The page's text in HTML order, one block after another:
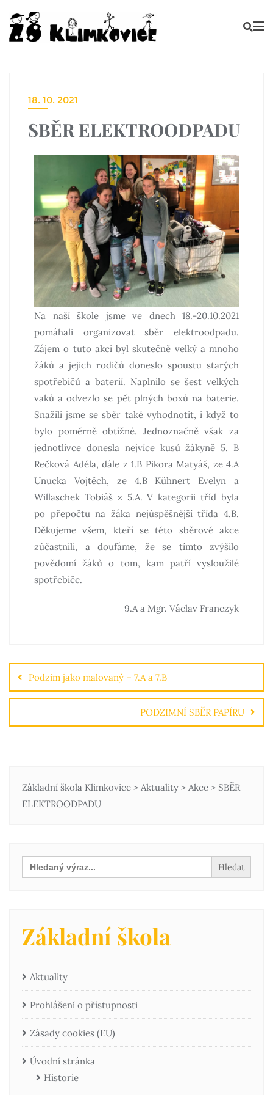
18. 10. 2021
SBĚR ELEKTROODPADU
Na naší škole jsme ve dnech 18.-20.10.2021
pomáhali organizovat sběr elektroodpadu.
Zájem o tuto akci byl skutečně velký a mnoho
žáků a jejich rodičů doneslo spoustu starých
spotřebičů a baterií. Naplnilo se šest velkých
vaků a odvezlo se pět plných boxů na baterie.
Snažili jsme se sběr také vyhodnotit, i když to
bylo poměrně obtížné. Jednoznačně však za
jednotlivce donesla nejvíce kusů žákyně 5. B
Rečková Adéla, dále z 1.B Pikora Matyáš, ze 4.A
Unucka Vojtěch, ze 4.B Kühnert Evelyn a
Willaschek Tobiáš z 5.A. V kategorii tříd byla
po přepočtu na žáka nejúspěšnější třída 4.B.
Děkujeme všem, kteří se této sběrové akce
zúčastnili, a doufáme, že se tímto zvýšilo
povědomí žáků o tom, kam patří vysloužilé
spotřebiče.
9.A a Mgr. Václav Franczyk
Podzim jako malovaný – 7.A a 7.B
PODZIMNÍ SBĚR PAPÍRU
Základní škola Klimkovice > Aktuality > Akce > SBĚR
ELEKTROODPADU
Search
for:
Základní škola
Aktuality
Prohlášení o přístupnosti
Zásady cookies (EU)
Úvodní stránka
Historie